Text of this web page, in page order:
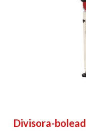
Divisora-